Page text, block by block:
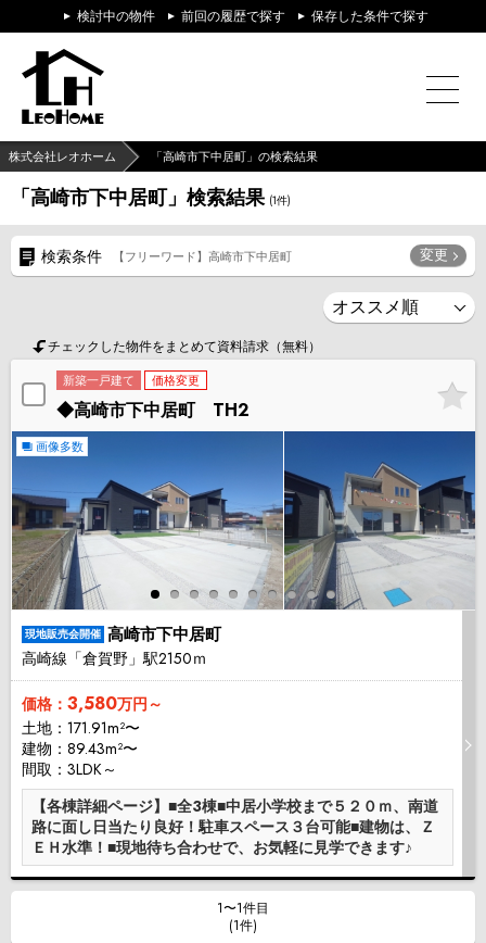
検討中の物件 前回の履歴で探す 保存した条件で探す
株式会社レオホーム 「高崎市下中居町」の検索結果
「高崎市下中居町」検索結果 (1件)
検索条件 【フリーワード】高崎市下中居町 変更
チェックした物件をまとめて資料請求（無料）
新築一戸建て 価格変更
◆高崎市下中居町 TH2
画像多数
現地販売会開催 高崎市下中居町
高崎線「倉賀野」駅2150ｍ
価格： 3,580万円～
土地：171.91m²〜
建物：89.43m²〜
間取：3LDK～
【各棟詳細ページ】■全3棟■中居小学校まで５２０ｍ、南道
路に面し日当たり良好！駐車スペース３台可能■建物は、Ｚ
ＥＨ水準！■現地待ち合わせで、お気軽に見学できます♪
1〜1件目
(1件)